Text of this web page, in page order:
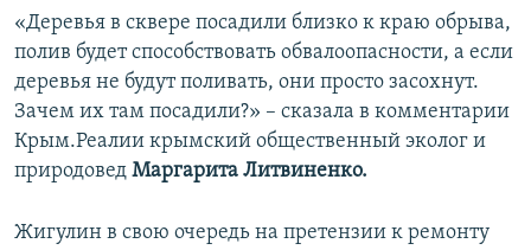
«Деревья в сквере посадили близко к краю обрыва,
полив будет способствовать обвалоопасности, а если
деревья не будут поливать, они просто засохнут.
Зачем их там посадили?» – сказала в комментарии
Крым.Реалии крымский общественный эколог и
природовед Маргарита Литвиненко.
Жигулин в свою очередь на претензии к ремонту